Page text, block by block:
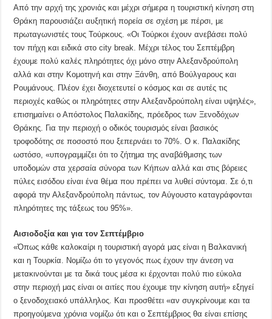
Από την αρχή της χρονιάς και μέχρι σήμερα η τουριστική κίνηση στη
Θράκη παρουσιάζει αυξητική πορεία σε σχέση με πέρσι, με
πρωταγωνιστές τους Τούρκους. «Οι Τούρκοι έχουν ανεβάσει πολύ
τον πήχη και ειδικά στο city break. Μέχρι τέλος του Σεπτέμβρη
έχουμε πολύ καλές πληρότητες όχι μόνο στην Αλεξανδρούπολη
αλλά και στην Κομοτηνή και στην Ξάνθη, από Βούλγαρους και
Ρουμάνους. Πλέον έχει διοχετευτεί ο κόσμος και σε αυτές τις
περιοχές καθώς οι πληρότητες στην Αλεξανδρούπολη είναι υψηλές»,
επισημαίνει ο Απόστολος Παλακίδης, πρόεδρος των Ξενοδόχων
Θράκης. Για την περιοχή ο οδικός τουρισμός είναι βασικός
τροφοδότης σε ποσοστό που ξεπερνάει το 70%. Ο κ. Παλακίδης
ωστόσο, «υπογραμμίζει ότι το ζήτημα της αναβάθμισης των
υποδομών στα χερσαία σύνορα των Κήπων αλλά και στις βόρειες
πύλες εισόδου είναι ένα θέμα που πρέπει να λυθεί σύντομα. Σε ό,τι
αφορά την Αλεξανδρούπολη πάντως, τον Αύγουστο καταγράφονται
πληρότητες της τάξεως του 95%».
Αισιοδοξία και για τον Σεπτέμβριο
«Όπως κάθε καλοκαίρι η τουριστική αγορά μας είναι η Βαλκανική
και η Τουρκία. Νομίζω ότι το γεγονός πως έχουν την άνεση να
μετακινούνται με τα δικά τους μέσα κι έρχονται πολύ πιο εύκολα
στην περιοχή μας είναι οι αιτίες που έχουμε την κίνηση αυτή» εξηγεί
ο ξενοδοχειακό υπάλληλος. Και προσθέτει «αν συγκρίνουμε και τα
προηγούμενα χρόνια νομίζω ότι και ο Σεπτέμβριος θα είναι επίσης